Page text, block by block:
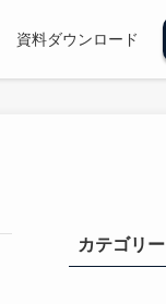
資料ダウンロード
カテゴリー